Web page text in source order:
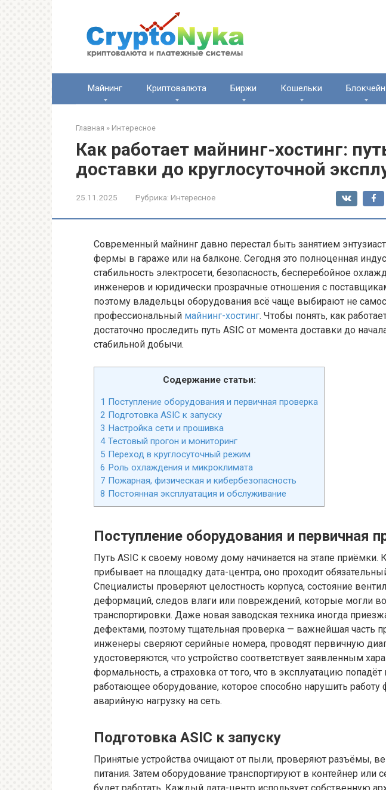
Майнинг Криптовалюта Биржи Кошельки Блокчейн
Главная » Интересное
Как работает майнинг-хостинг:
доставки до круглосуточной
25.11.2025 Рубрика: Интересное
Современный майнинг давно перестал быть занятием
фермы в гараже или на балконе. Сегодня это полноценная
стабильность электросети, безопасность, бесперебойное
инженеров и юридически прозрачные отношения с
поэтому владельцы оборудования всё чаще выбирают не
профессиональный майнинг-хостинг. Чтобы понять, как
достаточно проследить путь ASIC от момента доставки до
стабильной добычи.
Содержание статьи:
1 Поступление оборудования и первичная проверка
2 Подготовка ASIC к запуску
3 Настройка сети и прошивка
4 Тестовый прогон и мониторинг
5 Переход в круглосуточный режим
6 Роль охлаждения и микроклимата
7 Пожарная, физическая и кибербезопасность
8 Постоянная эксплуатация и обслуживание
Поступление оборудования и первичная
Путь ASIC к своему новому дому начинается на этапе приёмки.
прибывает на площадку дата-центра, оно проходит
Специалисты проверяют целостность корпуса, состояние
деформаций, следов влаги или повреждений, которые могли
транспортировки. Даже новая заводская техника иногда
дефектами, поэтому тщательная проверка — важнейшая часть
инженеры сверяют серийные номера, проводят первичную
удостоверяются, что устройство соответствует заявленным
формальность, а страховка от того, что в эксплуатацию попадёт
работающее оборудование, которое способно нарушить
аварийную нагрузку на сеть.
Подготовка ASIC к запуску
Принятые устройства очищают от пыли, проверяют разъёмы,
питания. Затем оборудование транспортируют в контейнер или